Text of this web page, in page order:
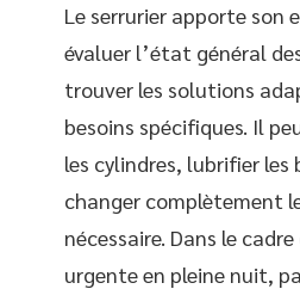
Le serrurier apporte son
évaluer l’état général
trouver les solutions
besoins spécifiques. Il
les cylindres, lubrifier les
changer complètement
nécessaire. Dans le
urgente en pleine nuit,